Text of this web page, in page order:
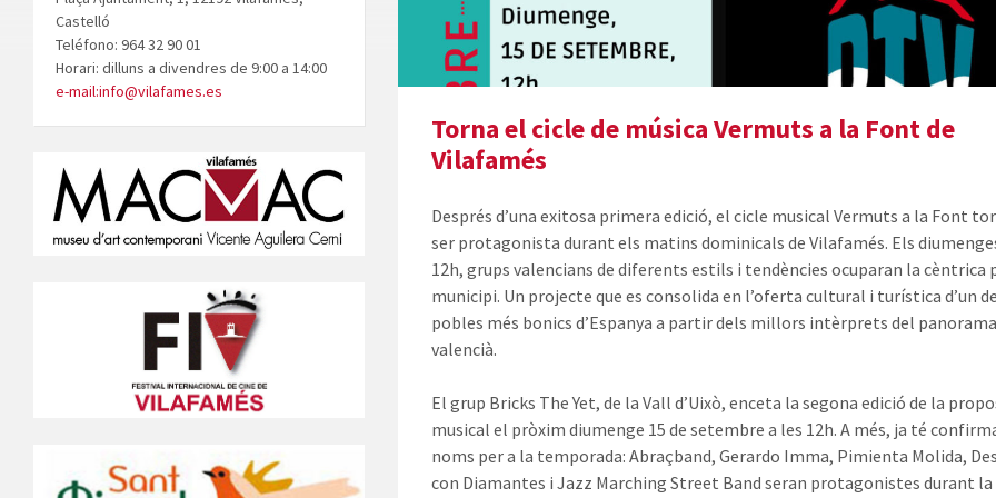
Torna el cicle de música Vermuts a la Font de
Vilafamés
Després d’una exitosa primera edició, el cicle musical Vermuts a la Font
ser protagonista durant els matins dominicals de Vilafamés. Els
12h, grups valencians de diferents estils i tendències ocuparan la cèntrica
municipi. Un projecte que es consolida en l’oferta cultural i turística d’un
pobles més bonics d’Espanya a partir dels millors intèrprets del
valencià.
El grup Bricks The Yet, de la Vall d’Uixò, enceta la segona edició de la
musical el pròxim diumenge 15 de setembre a les 12h. A més, ja té
noms per a la temporada: Abraçband, Gerardo Imma, Pimienta Molida,
con Diamantes i Jazz Marching Street Band seran protagonistes durant
Castelló
Teléfono: 964 32 90 01
Horari: dilluns a divendres de 9:00 a 14:00
e-mail:info@vilafames.es